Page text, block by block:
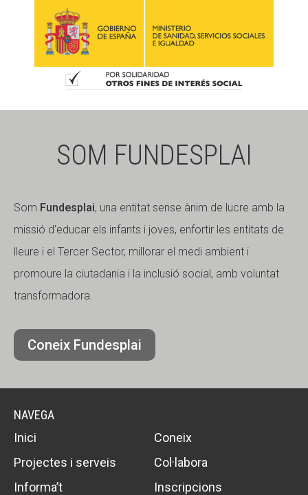
SOM FUNDESPLAI
Som Fundesplai, una entitat sense ànim de lucre amb la
missió d'educar els infants i joves, enfortir les entitats de
lleure i el Tercer Sector, millorar el medi ambient i
promoure la ciutadania i la inclusió social, amb voluntat
transformadora.
Coneix Fundesplai
NAVEGA
Inici
Coneix
Projectes i serveis
Col·labora
Informa’t
Inscripcions